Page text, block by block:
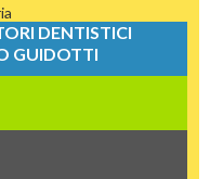
DENTISTICI
GUIDOTTI